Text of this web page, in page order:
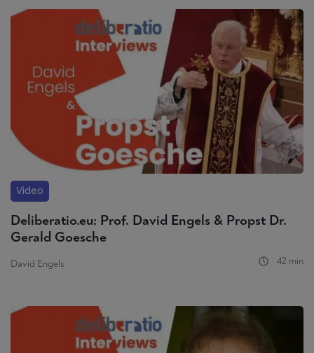
Video
Deliberatio.eu: Prof. David Engels & Propst Dr.
Gerald Goesche
David Engels 42 min